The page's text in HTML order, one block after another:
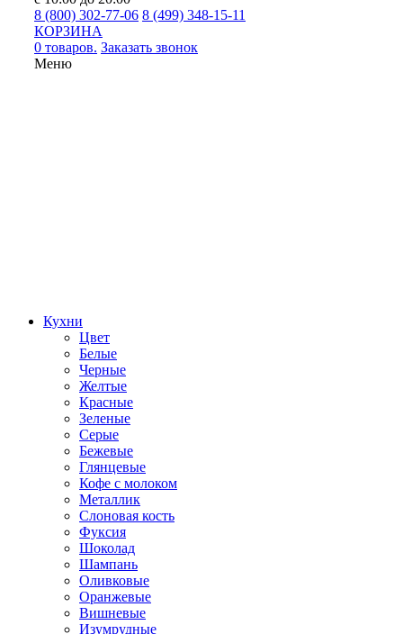
8 (800) 302-77-06 8 (499) 348-15-11
КОРЗИНА
0 товаров. Заказать звонок
Меню
Кухни
Цвет
Белые
Черные
Желтые
Красные
Зеленые
Серые
Бежевые
Глянцевые
Кофе с молоком
Металлик
Слоновая кость
Фуксия
Шоколад
Шампань
Оливковые
Оранжевые
Вишневые
Изумрудные